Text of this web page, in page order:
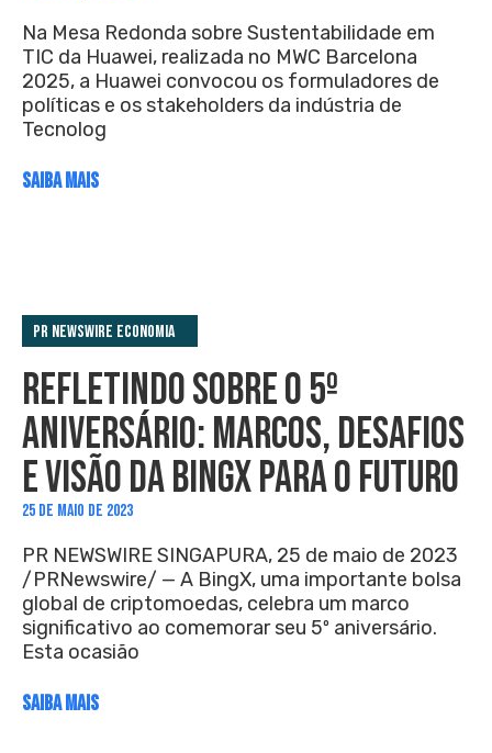
Na Mesa Redonda sobre Sustentabilidade em
TIC da Huawei, realizada no MWC Barcelona
2025, a Huawei convocou os formuladores de
políticas e os stakeholders da indústria de
Tecnolog
SAIBA MAIS
PR Newswire Economia
REFLETINDO SOBRE O 5º
ANIVERSÁRIO: MARCOS, DESAFIOS
E VISÃO DA BINGX PARA O FUTURO
25 DE MAIO DE 2023
PR NEWSWIRE SINGAPURA, 25 de maio de 2023
/PRNewswire/ — A BingX, uma importante bolsa
global de criptomoedas, celebra um marco
significativo ao comemorar seu 5º aniversário.
Esta ocasião
SAIBA MAIS